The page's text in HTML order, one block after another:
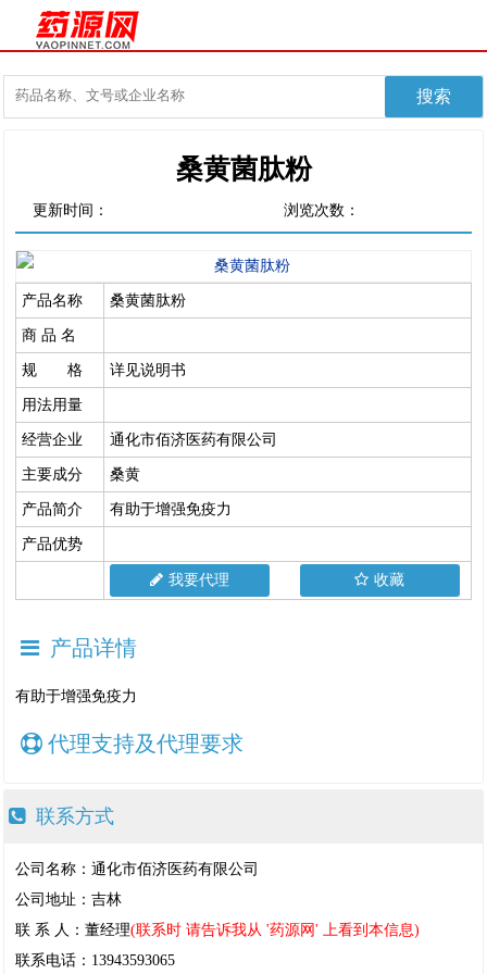
桑黄菌肽粉
更新时间： 浏览次数：
产品名称 桑黄菌肽粉
商 品 名
规 格 详见说明书
用法用量
经营企业 通化市佰济医药有限公司
主要成分 桑黄
产品简介 有助于增强免疫力
产品优势
我要代理 收藏
产品详情
有助于增强免疫力
代理支持及代理要求
联系方式
公司名称：通化市佰济医药有限公司
公司地址：吉林
联 系 人：董经理(联系时 请告诉我从 '药源网' 上看到本信息)
联系电话：13943593065